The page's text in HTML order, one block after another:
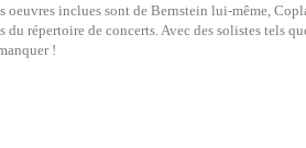
inclues sont de Bernstein lui-même,
du répertoire de concerts. Avec des solistes tels
!